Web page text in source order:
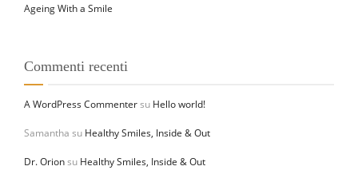
Ageing With a Smile
Commenti recenti
A WordPress Commentersu Hello world!
Samantha su Healthy Smiles, Inside & Out
Dr. Orionsu Healthy Smiles, Inside & Out